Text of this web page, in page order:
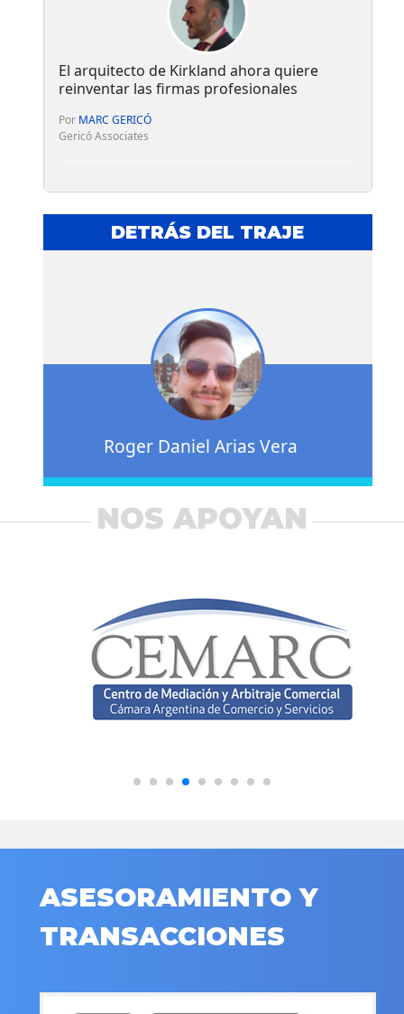
El arquitecto de Kirkland ahora quiere
reinventar las firmas profesionales
Por MARC GERICÓ
Gericó Associates
DETRÁS DEL TRAJE
Roger Daniel Arias Vera
NOS APOYAN
ASESORAMIENTO Y
TRANSACCIONES